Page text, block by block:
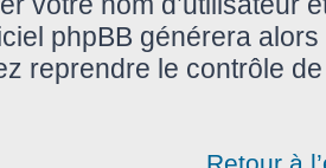
phpBB générera
reprendre le contrôle